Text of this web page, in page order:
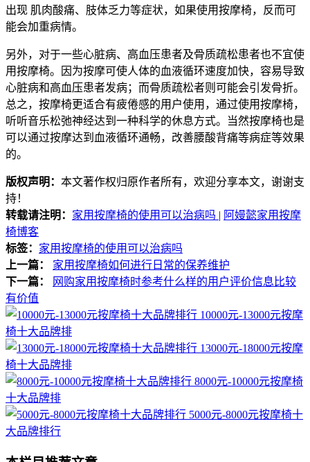
出现 肌肉酸痛、肢体乏力等症状，如果使用按摩椅，反而可
能会加重病情。
另外，对于一些心脏病、高血压患者及骨质疏松患者也不宜使
用按摩椅。因为按摩可使人体的血液循环速度加快，容易导致
心脏病和高血压患者发病；而骨质疏松者则可能会引发骨折。
总之，按摩椅更适合有疲倦感的用户使用，通过使用按摩椅，
听听音乐松弛神经达到一种科学的休息方式。当然按摩椅也是
可以通过按摩达到血液循环通畅，改善腰酸背痛等病症等效果
的。
版权声明： 本文著作权归原作者所有，欢迎分享本文，谢谢支
持！
转载请注明： 家用按摩椅的使用可以治病吗 | 阿嫚懿家用按摩
椅博客
标签： 家用按摩椅的使用可以治病吗
上一篇：
家用按摩椅如何进行日常的保养维护
下一篇：
网购家用按摩椅时参考什么样的用户评价信息比较
有价值
10000元-13000元按摩
椅十大品牌排
13000元-18000元按摩
椅十大品牌排
8000元-10000元按摩椅
十大品牌排
5000元-8000元按摩椅十
大品牌排行